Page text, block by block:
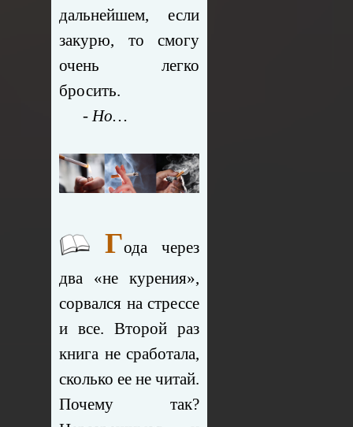
дальнейшем, если
закурю, то смогу
очень легко
бросить.
- Но…
Года через
два «не курения»,
сорвался на стрессе
и все. Второй раз
книга не сработала,
сколько ее не читай.
Почему так?